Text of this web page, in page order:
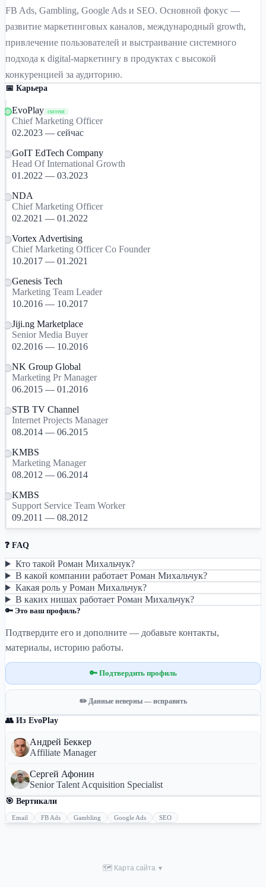
FB Ads, Gambling, Google Ads и SEO. Основной фокус —
развитие маркетинговых каналов, международный growth,
привлечение пользователей и выстраивание системного
подхода к digital-маркетингу в продуктах с высокой
конкуренцией за аудиторию.
📅 Карьера
EvoPlay current
Chief Marketing Officer
02.2023 — сейчас
GoIT EdTech Company
Head Of International Growth
01.2022 — 03.2023
NDA
Chief Marketing Officer
02.2021 — 01.2022
Vortex Advertising
Chief Marketing Officer Co Founder
10.2017 — 01.2021
Genesis Tech
Marketing Team Leader
10.2016 — 10.2017
Jiji.ng Marketplace
Senior Media Buyer
02.2016 — 10.2016
NK Group Global
Marketing Pr Manager
06.2015 — 01.2016
STB TV Channel
Internet Projects Manager
08.2014 — 06.2015
KMBS
Marketing Manager
08.2012 — 06.2014
KMBS
Support Service Team Worker
09.2011 — 08.2012
❓ FAQ
Кто такой Роман Михальчук?
В какой компании работает Роман Михальчук?
Какая роль у Роман Михальчук?
В каких нишах работает Роман Михальчук?
🔑 Это ваш профиль?
Подтвердите его и дополните — добавьте контакты,
материалы, историю работы.
🔑 Подтвердить профиль
✏️ Данные неверны — исправить
👥 Из EvoPlay
Андрей Беккер
Affiliate Manager
Сергей Афонин
Senior Talent Acquisition Specialist
🎯 Вертикали
Email FB Ads Gambling Google Ads SEO
🗺 Карта сайта ▼